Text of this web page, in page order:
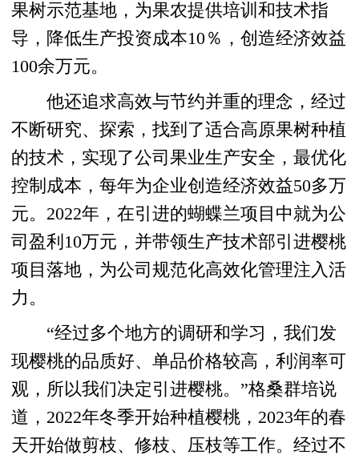
果树示范基地，为果农提供培训和技术指
导，降低生产投资成本10％，创造经济效益
100余万元。
他还追求高效与节约并重的理念，经过
不断研究、探索，找到了适合高原果树种植
的技术，实现了公司果业生产安全，最优化
控制成本，每年为企业创造经济效益50多万
元。2022年，在引进的蝴蝶兰项目中就为公
司盈利10万元，并带领生产技术部引进樱桃
项目落地，为公司规范化高效化管理注入活
力。
“经过多个地方的调研和学习，我们发
现樱桃的品质好、单品价格较高，利润率可
观，所以我们决定引进樱桃。”格桑群培说
道，2022年冬季开始种植樱桃，2023年的春
天开始做剪枝、修枝、压枝等工作。经过不